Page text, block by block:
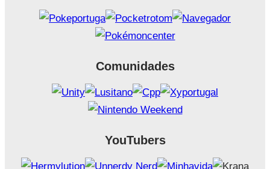
Comunidades
YouTubers